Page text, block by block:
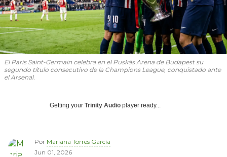
El Paris Saint-Germain celebra en el Puskás Arena de Budapest su
segundo título consecutivo de la Champions League, conquistado ante
el Arsenal.
Getting your Trinity Audio player ready...
Por Mariana Torres García
Jun 01, 2026